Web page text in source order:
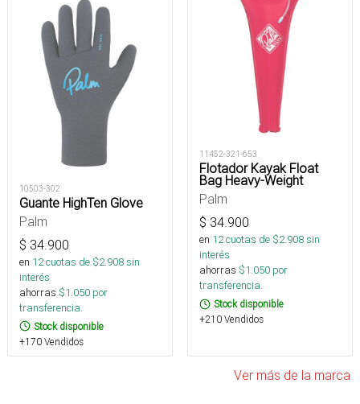
10503-302
Guante HighTen Glove
Palm
$ 34.900
en 12cuotas de $2.908sin
interés
ahorras $1.050 por
transferencia.
Stock disponible
+170 Vendidos
11452-321-653
Flotador Kayak Float
Bag Heavy-Weight
Palm
$ 34.900
en 12cuotas de $2.908sin
interés
ahorras $1.050 por
transferencia.
Stock disponible
+210 Vendidos
Ver más de la marca